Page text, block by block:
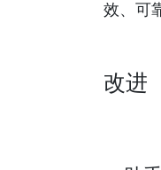
效、可
改进